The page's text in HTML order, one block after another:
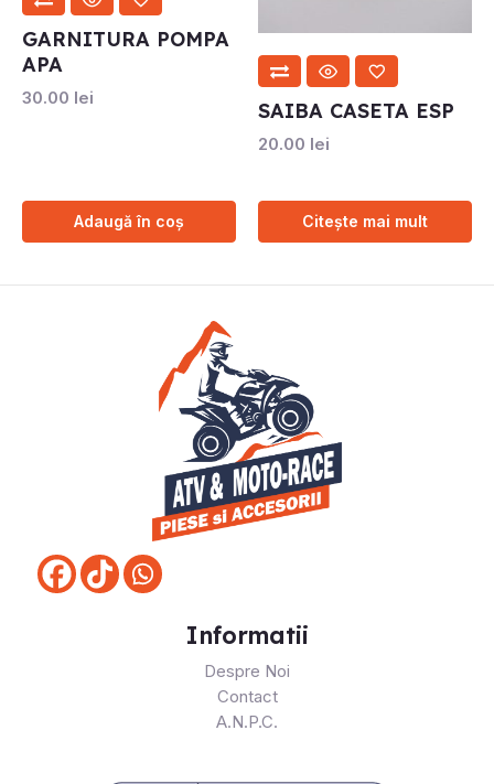
GARNITURA POMPA
APA
30.00 lei
Adaugă în coș
SAIBA CASETA ESP
20.00 lei
Citește mai mult
Informatii
Despre Noi
Contact
A.N.P.C.